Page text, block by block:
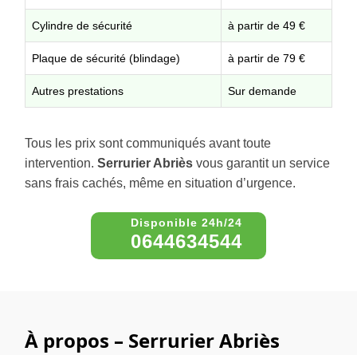
Cylindre de sécurité à partir de 49 €
Plaque de sécurité (blindage) à partir de 79 €
Autres prestations Sur demande
Tous les prix sont communiqués avant toute
intervention. Serrurier Abriès vous garantit un service
sans frais cachés, même en situation d’urgence.
0644634544
À propos – Serrurier Abriès